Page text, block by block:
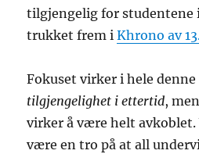
tilgjengelig for studentene
trukket frem iKhrono av
Fokuset virker i hele
tilgjengelighet i ettertid,
virker å være helt avkoblet.
være en tro på at all